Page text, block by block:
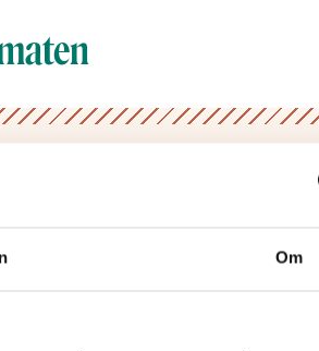
Om
Välkommen
Lämna dina kontaktuppgifter och få
inspiration, recept,